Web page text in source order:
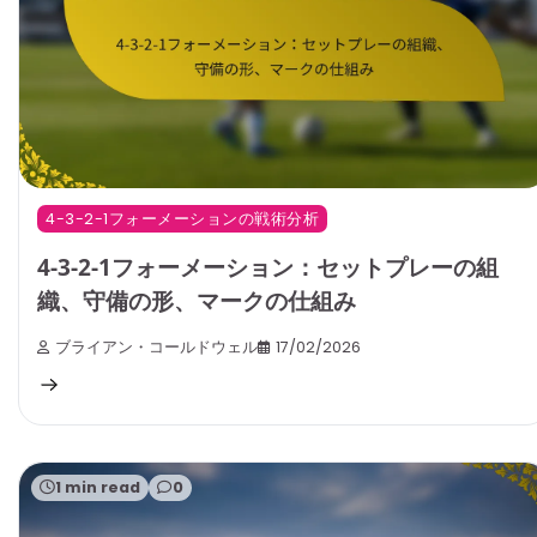
4-3-2-1フォーメーションの戦術分析
4-3-2-1フォーメーション：セットプレーの組
織、守備の形、マークの仕組み
ブライアン・コールドウェル 17/02/2026
1 min read 0